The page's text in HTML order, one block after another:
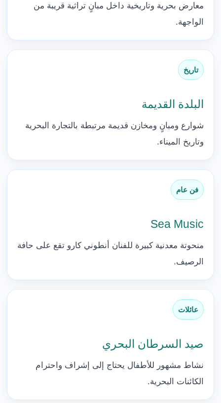
معارض بحرية وتاريخية داخل مبانٍ تراثية قريبة من
الواجهة.
تاريخ
البلدة القديمة
شوارع ومبانٍ ومخازن قديمة مرتبطة بالتجارة البحرية
وتاريخ الميناء.
فن عام
Sea Music
منحوتة معدنية كبيرة للفنان أنطوني كارو تقع على حافة
الرصيف.
عائلات
صيد السرطان البحري
نشاط مشهور للأطفال يحتاج إلى إشراف واحترام
الكائنات البحرية.